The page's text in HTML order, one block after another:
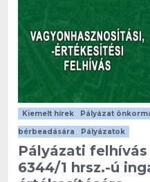
Kiemelt hírek • Pályázat
bérbeadására • Pályázatok
Pályázati
6344/1 hrsz.-ú